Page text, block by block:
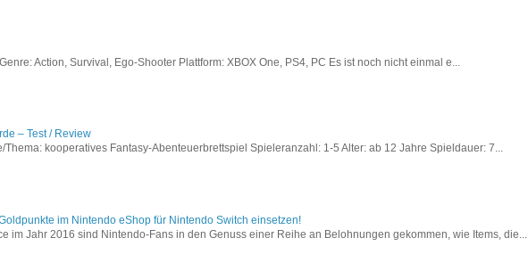
Action, Survival, Ego-Shooter Plattform: XBOX One, PS4, PC Es ist noch nicht einmal e...
– Test / Review
Thema: kooperatives Fantasy-Abenteuerbrettspiel Spieleranzahl: 1-5 Alter: ab 12 Jahre Spieldauer: 7...
im Nintendo eShop für Nintendo Switch einsetzen!
im Jahr 2016 sind Nintendo-Fans in den Genuss einer Reihe an Belohnungen gekommen, wie Items, die...